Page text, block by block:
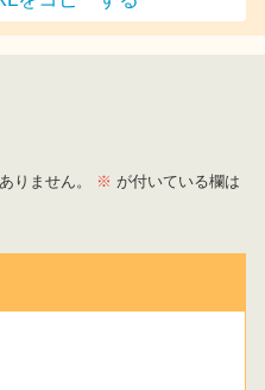
りません。 ※ が付いている欄は